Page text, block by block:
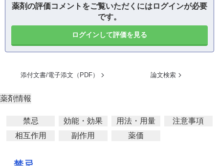
薬剤の評価コメントをご覧いただくにはログインが必要
です。
ログインして評価を見る
添付文書/電子添文（PDF） 論文検索
薬剤情報
禁忌 効能・効果 用法・用量
注意事項
相互作用
副作用 薬価